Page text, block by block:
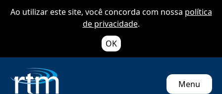
Ao utilizar este site, você concorda com nossa política
de privacidade.
OK
Menu